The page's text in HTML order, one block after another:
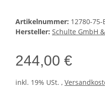
Artikelnummer: 12780-75-
Hersteller: Schulte GmbH
244,00 €
inkl. 19% USt. ,